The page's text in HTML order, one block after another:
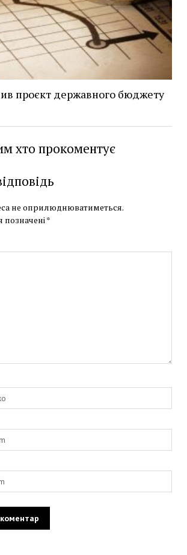
проєкт державного бюджету
хто прокоментує
не оприлюднюватиметься.
позначені*